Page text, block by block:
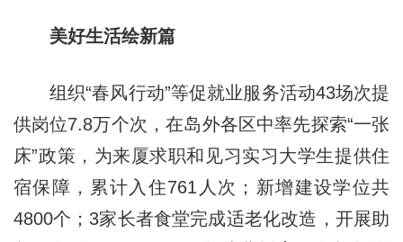
美好生活绘新篇
组织“春风行动”等促就业服务活动43场次提
供岗位7.8万个次，在岛外各区中率先探索“一张
床”政策，为来厦求职和见习实习大学生提供住
宿保障，累计入住761人次；新增建设学位共
4800个；3家长者食堂完成适老化改造，开展助